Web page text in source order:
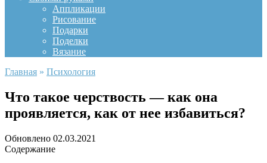
Аппликации
Рисование
Подарки
Поделки
Вязание
Главная » Психология
Что такое черствость — как она
проявляется, как от нее избавиться?
Обновлено 02.03.2021
Содержание